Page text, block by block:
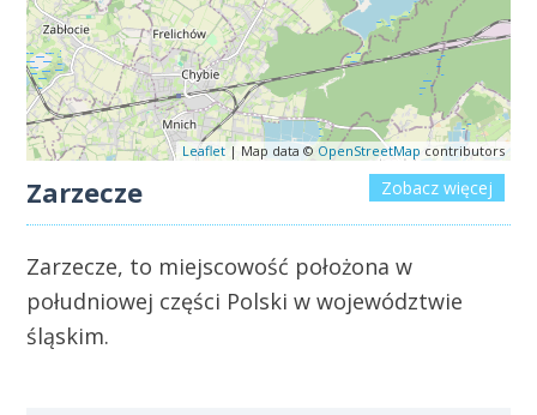
Leaflet| Map data © OpenStreetMap contributors
Zobacz więcej
Zarzecze
Zarzecze, to miejscowość położona w
południowej części Polski w województwie
śląskim.